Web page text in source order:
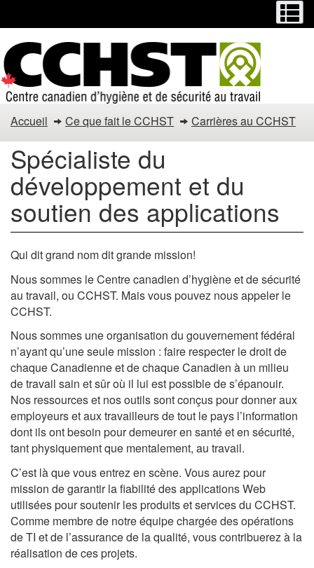
contenu
principal
la
version
HTML
simplifiée
Spécialiste
du
développement
et
du
soutien
des
applications
Accueil Ce que fait le CCHST Carrières au CCHST
Spécialiste du
développement et du
soutien des applications
Qui dit grand nom dit grande mission!
Nous sommes le Centre canadien d’hygiène et de sécurité
au travail, ou CCHST. Mais vous pouvez nous appeler le
CCHST.
Nous sommes une organisation du gouvernement fédéral
n’ayant qu’une seule mission : faire respecter le droit de
chaque Canadienne et de chaque Canadien à un milieu
de travail sain et sûr où il lui est possible de s’épanouir.
Nos ressources et nos outils sont conçus pour donner aux
employeurs et aux travailleurs de tout le pays l’information
dont ils ont besoin pour demeurer en santé et en sécurité,
tant physiquement que mentalement, au travail.
C’est là que vous entrez en scène. Vous aurez pour
mission de garantir la fiabilité des applications Web
utilisées pour soutenir les produits et services du CCHST.
Comme membre de notre équipe chargée des opérations
de TI et de l’assurance de la qualité, vous contribuerez à la
réalisation de ces projets.